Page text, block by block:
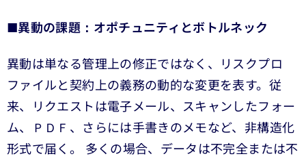
■異動の課題：オポチュニティとボトルネック
異動は単なる管理上の修正ではなく、リスクプロ
ファイルと契約上の義務の動的な変更を表す。従
来、リクエストは電子メール、スキャンしたフォー
ム、ＰＤＦ、さらには手書きのメモなど、非構造化
形式で届く。 多くの場合、データは不完全または不